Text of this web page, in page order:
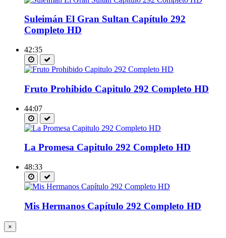
Suleimán El Gran Sultan Capítulo 292
Completo HD
42:35
Fruto Prohibido Capitulo 292 Completo HD
44:07
La Promesa Capitulo 292 Completo HD
48:33
Mis Hermanos Capítulo 292 Completo HD
×